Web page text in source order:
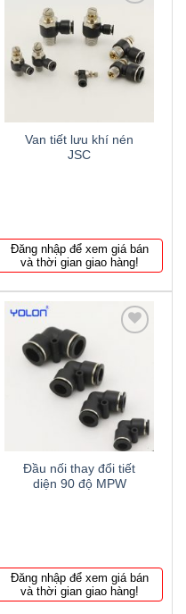
Thêm
to
wishlist
Van tiết lưu khí nén
JSC
Đăng nhập để xem giá bán
và thời gian giao hàng!
Đầu nối thay đổi tiết
diện 90 độ MPW
Đăng nhập để xem giá bán
và thời gian giao hàng!